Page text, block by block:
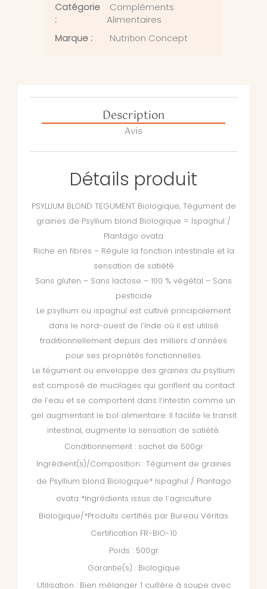
Catégorie
:
Compléments
Alimentaires
Marque :
Nutrition Concept
Description
Avis
Détails produit
PSYLLIUM BLOND TEGUMENT Biologique, Tégument de
graines de Psyllium blond Biologique = Ispaghul /
Plantago ovata
Riche en fibres – Régule la fonction intestinale et la
sensation de satiété
Sans gluten – Sans lactose – 100 % végétal – Sans
pesticide
Le psyllium ou ispaghul est cultivé principalement
dans le nord-ouest de l’Inde où il est utilisé
traditionnellement depuis des milliers d’années
pour ses propriétés fonctionnelles.
Le tégument ou enveloppe des graines du psyllium
est composé de mucilages qui gonflent au contact
de l’eau et se comportent dans l’intestin comme un
gel augmentant le bol alimentaire. Il facilite le transit
intestinal, augmente la sensation de satiété.
Conditionnement : sachet de 500gr
Ingrédient(s)/Composition : Tégument de graines
de Psyllium blond Biologique* Ispaghul / Plantago
ovata *Ingrédients issus de l’agriculture
Biologique/*Produits certifiés par Bureau Véritas
Certification FR-BIO-10
Poids : 500gr
Garantie(s) : Biologique
Utilisation : Bien mélanger 1 cuillère à soupe avec